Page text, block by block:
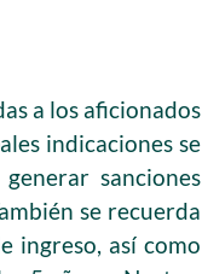
a los aficionados
indicaciones se
sanciones
se recuerda
ingreso, así como